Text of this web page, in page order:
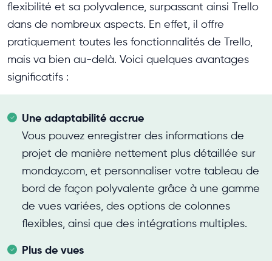
flexibilité et sa polyvalence, surpassant ainsi Trello
dans de nombreux aspects. En effet, il offre
pratiquement toutes les fonctionnalités de Trello,
mais va bien au-delà. Voici quelques avantages
significatifs :
Une adaptabilité accrue
Vous pouvez enregistrer des informations de
projet de manière nettement plus détaillée sur
monday.com, et personnaliser votre tableau de
bord de façon polyvalente grâce à une gamme
de vues variées, des options de colonnes
flexibles, ainsi que des intégrations multiples.
Plus de vues